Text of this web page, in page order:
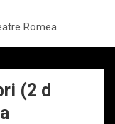
Romea
(2 d